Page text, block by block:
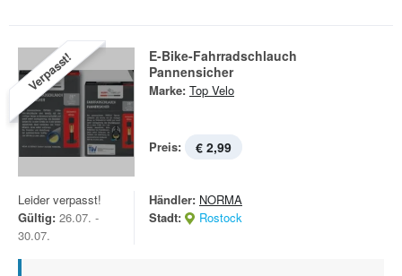
Verpasst!
E-Bike-Fahrradschlauch
Pannensicher
Marke: Top Velo
Preis: € 2,99
Leider verpasst!
Gültig: 26.07. -
30.07.
Händler: NORMA
Stadt:
Rostock